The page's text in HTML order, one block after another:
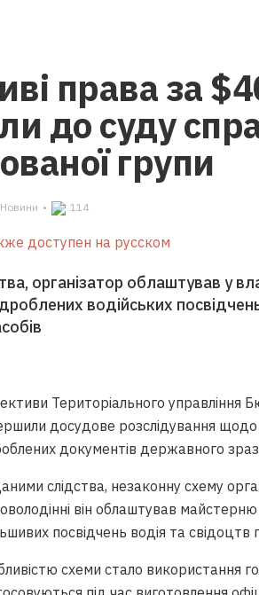
права за
до суду
групи
Новини • 114
доступен на русском
організатор облаштував у
водійських
Територіального управління
досудове розслідування щодо
документів державного
слідства, незаконну схему
він облаштував
посвідчень водія та
схеми стало використання